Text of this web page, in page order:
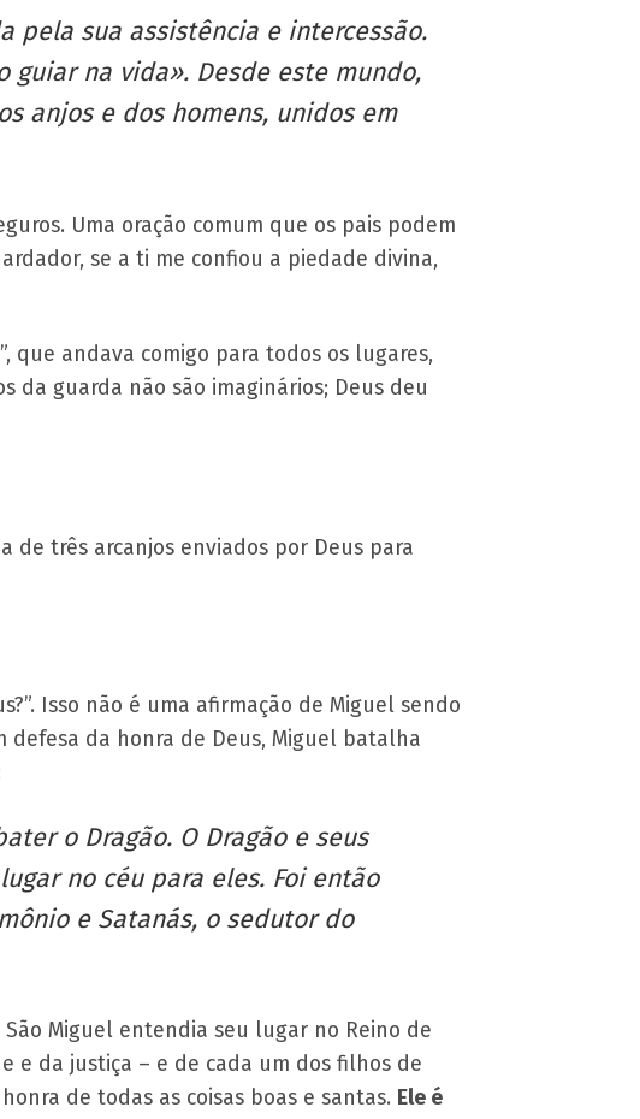
pela sua assistência e intercessão.
na vida». Desde este mundo,
anjos e dos homens, unidos em
Uma oração comum que os pais podem
se a ti me confiou a piedade divina,
que andava comigo para todos os lugares,
da guarda não são imaginários; Deus deu
de três arcanjos enviados por Deus para
Isso não é uma afirmação de Miguel sendo
defesa da honra de Deus, Miguel batalha
o Dragão. O Dragão e seus
no céu para eles. Foi então
e Satanás, o sedutor do
Miguel entendia seu lugar no Reino de
e da justiça – e de cada um dos filhos de
de todas as coisas boas e santas. Ele é